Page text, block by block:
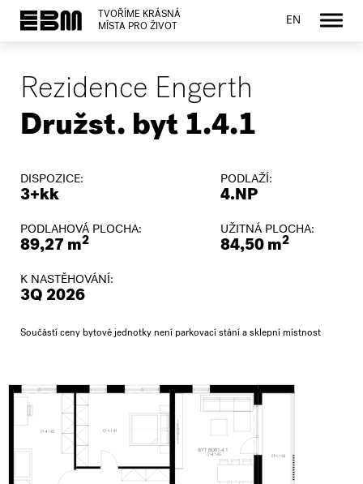
TVOŘÍME KRÁSNÁ
MÍSTA PRO ŽIVOT
EN
Rezidence Engerth
Družst. byt 1.4.1
DISPOZICE:
3+kk
PODLAŽÍ:
4.NP
PODLAHOVÁ PLOCHA:
89,27 m2
UŽITNÁ PLOCHA:
84,50 m2
K NASTĚHOVÁNÍ:
3Q 2026
Součástí ceny bytové jednotky není parkovací stání a sklepní místnost